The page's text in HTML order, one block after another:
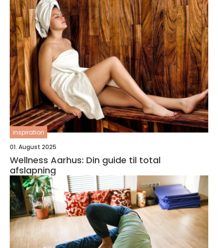
inspiration
01. August 2025
Wellness Aarhus: Din guide til total
afslapning